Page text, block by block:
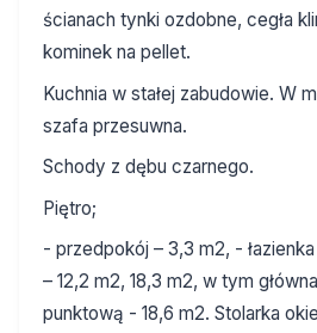
ścianach tynki ozdobne, cegła
kominek na pellet.
Kuchnia w stałej zabudowie. W
szafa przesuwna.
Schody z dębu czarnego.
Piętro;
- przedpokój – 3,3 m2, -
– 12,2 m2, 18,3 m2, w tym
punktową - 18,6 m2. Stolarka